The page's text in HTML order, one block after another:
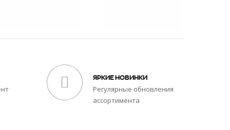
ЯРКИЕ НОВИНКИ
Регулярные обновления
ассортимента